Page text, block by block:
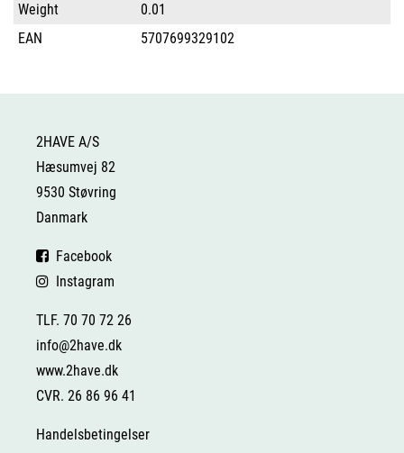
Weight
0.01
EAN
5707699329102
2HAVE A/S
Hæsumvej 82
9530 Støvring
Danmark
Facebook
Instagram
TLF. 70 70 72 26
info@2have.dk
www.2have.dk
CVR. 26 86 96 41
Handelsbetingelser